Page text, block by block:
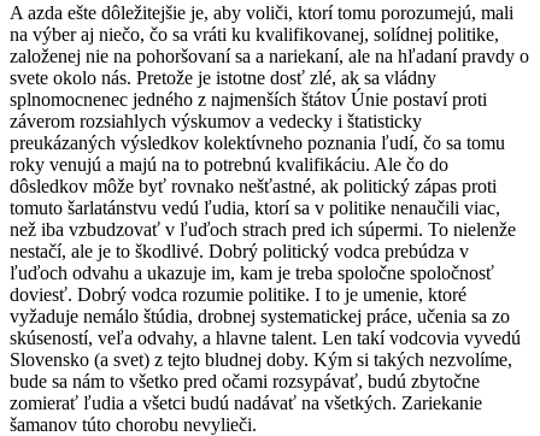
A azda ešte dôležitejšie je, aby voliči, ktorí tomu porozumejú, mali
na výber aj niečo, čo sa vráti ku kvalifikovanej, solídnej politike,
založenej nie na pohoršovaní sa a nariekaní, ale na hľadaní pravdy o
svete okolo nás. Pretože je istotne dosť zlé, ak sa vládny
splnomocnenec jedného z najmenších štátov Únie postaví proti
záverom rozsiahlych výskumov a vedecky i štatisticky
preukázaných výsledkov kolektívneho poznania ľudí, čo sa tomu
roky venujú a majú na to potrebnú kvalifikáciu. Ale čo do
dôsledkov môže byť rovnako nešťastné, ak politický zápas proti
tomuto šarlatánstvu vedú ľudia, ktorí sa v politike nenaučili viac,
než iba vzbudzovať v ľuďoch strach pred ich súpermi. To nielenže
nestačí, ale je to škodlivé. Dobrý politický vodca prebúdza v
ľuďoch odvahu a ukazuje im, kam je treba spoločne spoločnosť
doviesť. Dobrý vodca rozumie politike. I to je umenie, ktoré
vyžaduje nemálo štúdia, drobnej systematickej práce, učenia sa zo
skúseností, veľa odvahy, a hlavne talent. Len takí vodcovia vyvedú
Slovensko (a svet) z tejto bludnej doby. Kým si takých nezvolíme,
bude sa nám to všetko pred očami rozsypávať, budú zbytočne
zomierať ľudia a všetci budú nadávať na všetkých. Zariekanie
šamanov túto chorobu nevylieči.